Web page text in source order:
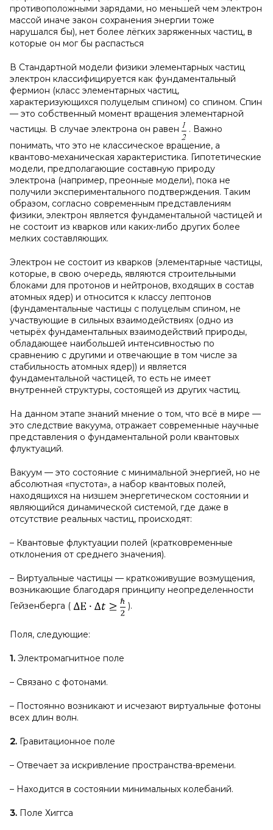
противоположными зарядами, но меньшей чем электрон
массой иначе закон сохранения энергии тоже
нарушался бы), нет более лёгких заряженных частиц, в
которые он мог бы распасться
В Стандартной модели физики элементарных частиц
электрон классифицируется как фундаментальный
фермион (класс элементарных частиц,
характеризующихся полуцелым спином) со спином. Спин
— это собственный момент вращения элементарной
частицы. В случае электрона он равен
. Важно
понимать, что это не классическое вращение, а
квантово-механическая характеристика. Гипотетические
модели, предполагающие составную природу
электрона (например, преонные модели), пока не
получили экспериментального подтверждения. Таким
образом, согласно современным представлениям
физики, электрон является фундаментальной частицей и
не состоит из кварков или каких-либо других более
мелких составляющих.
Электрон не состоит из кварков (элементарные частицы,
которые, в свою очередь, являются строительными
блоками для протонов и нейтронов, входящих в состав
атомных ядер) и относится к классу лептонов
(фундаментальные частицы с полуцелым спином, не
участвующие в сильных взаимодействиях (одно из
четырёх фундаментальных взаимодействий природы,
обладающее наибольшей интенсивностью по
сравнению с другими и отвечающие в том числе за
стабильность атомных ядер)) и является
фундаментальной частицей, то есть не имеет
внутренней структуры, состоящей из других частиц.
На данном этапе знаний мнение о том, что всё в мире —
это следствие вакуума, отражает современные научные
представления о фундаментальной роли квантовых
флуктуаций.
Вакуум — это состояние с минимальной энергией, но не
абсолютная «пустота», а набор квантовых полей,
находящихся на низшем энергетическом состоянии и
являющийся динамической системой, где даже в
отсутствие реальных частиц, происходят:
– Квантовые флуктуации полей (кратковременные
отклонения от среднего значения).
– Виртуальные частицы — краткоживущие возмущения,
возникающие благодаря принципу неопределенности
Гейзенберга (
).
Поля, следующие:
1. Электромагнитное поле
– Связано с фотонами.
– Постоянно возникают и исчезают виртуальные фотоны
всех длин волн.
2. Гравитационное поле
– Отвечает за искривление пространства-времени.
– Находится в состоянии минимальных колебаний.
3. Поле Хиггса